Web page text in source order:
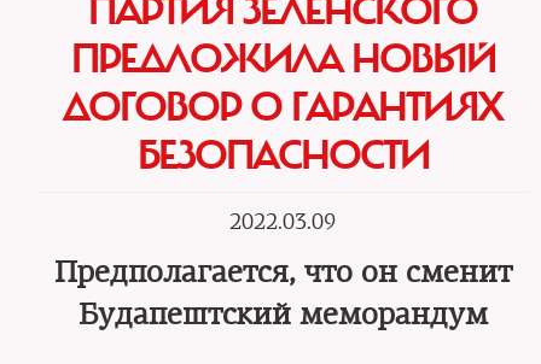
ПАРТИЯ ЗЕЛЕНСКОГО
ПРЕДЛОЖИЛА НОВЫЙ
ДОГОВОР О ГАРАНТИЯХ
БЕЗОПАСНОСТИ
2022.03.09
Предполагается, что он сменит
Будапештский меморандум